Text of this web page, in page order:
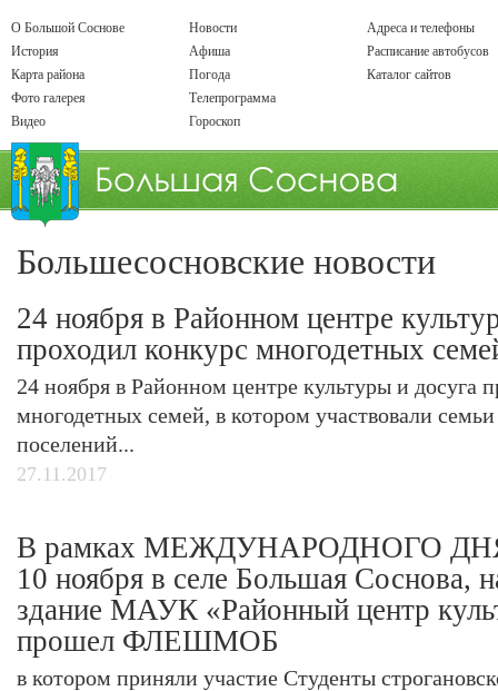
О Большой Соснове
История
Карта района
Фото галерея
Видео
Новости
Афиша
Погода
Телепрограмма
Гороскоп
Адреса и телефоны
Расписание автобусов
Каталог сайтов
Большесосновские новости
24 ноября в Районном центре
проходил конкурс многодетных
24 ноября в Районном центре культуры и досуга
многодетных семей, в котором участвовали
поселений...
27.11.2017
В рамках МЕЖДУНАРОДНОГО
10 ноября в селе Большая Соснова,
здание МАУК «Районный центр
прошел ФЛЕШМОБ
в котором приняли участие Студенты